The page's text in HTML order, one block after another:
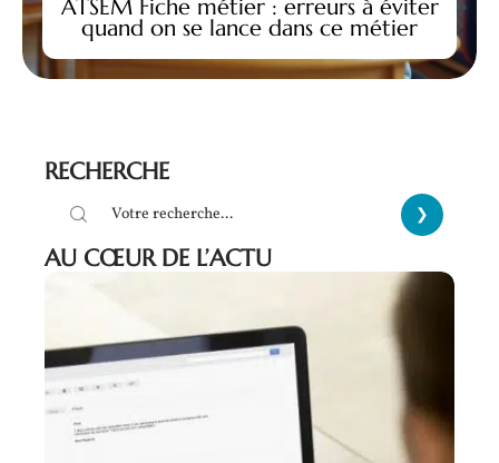
ATSEM Fiche métier : erreurs à éviter
quand on se lance dans ce métier
RECHERCHE
AU CŒUR DE L’ACTU